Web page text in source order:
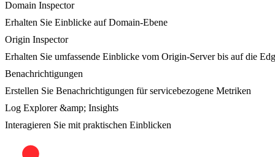
Domain Inspector
Erhalten Sie Einblicke auf Domain-Ebene
Origin Inspector
Erhalten Sie umfassende Einblicke vom Origin-Server bis auf die
Benachrichtigungen
Erstellen Sie Benachrichtigungen für servicebezogene Metriken
Log Explorer &amp; Insights
Interagieren Sie mit praktischen Einblicken